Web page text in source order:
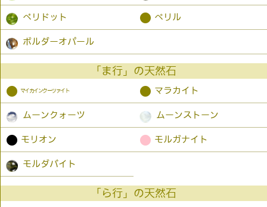
ペリドット ● ベリル
ボルダーオパール
「ま行」の天然石
● マイカインクーツァイト ● マラカイト
ムーンクォーツ ムーンストーン
● モリオン ● モルガナイト
モルダバイト
「ら行」の天然石